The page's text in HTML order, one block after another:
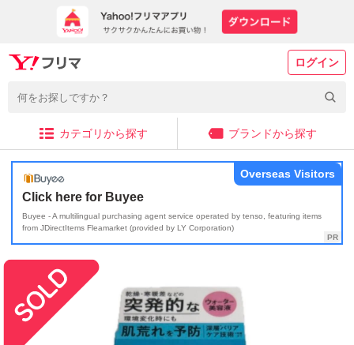
ログイン
カテゴリから探す ブランドから探す
Click here for Buyee
Buyee - A multilingual purchasing agent service operated by tenso, featuring items
from JDirectItems Fleamarket (provided by LY Corporation)
Overseas Visitors